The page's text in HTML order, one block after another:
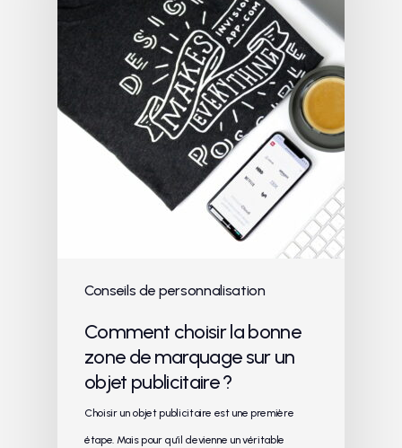
Conseils de personnalisation
Comment choisir la bonne
zone de marquage sur un
objet publicitaire ?
Choisir un objet publicitaire est une première
étape. Mais pour qu’il devienne un véritable